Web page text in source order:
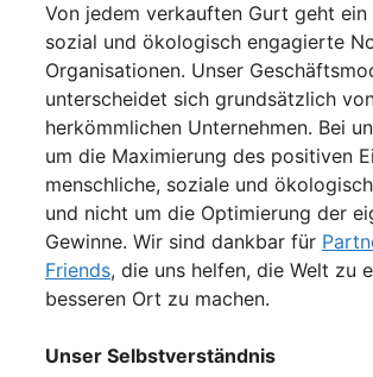
Von jedem verkauften Gurt geht ein
sozial und ökologisch engagierte
Organisationen. Unser
unterscheidet sich grundsätzlich
herkömmlichen Unternehmen. Bei
um die Maximierung des positiven
menschliche, soziale und
und nicht um die Optimierung der
Gewinne. Wir sind dankbar für
Friends, die uns helfen, die Welt zu
besseren Ort zu machen.
Unser Selbstverständnis